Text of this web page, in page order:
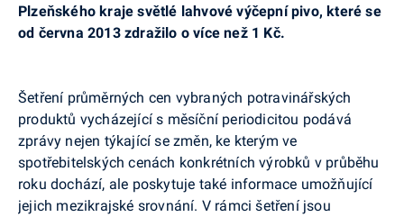
Plzeňského kraje světlé lahvové výčepní pivo, které se
od června 2013 zdražilo o více než 1 Kč.
Šetření průměrných cen vybraných potravinářských
produktů vycházející s měsíční periodicitou podává
zprávy nejen týkající se změn, ke kterým ve
spotřebitelských cenách konkrétních výrobků v průběhu
roku dochází, ale poskytuje také informace umožňující
jejich mezikrajské srovnání. V rámci šetření jsou